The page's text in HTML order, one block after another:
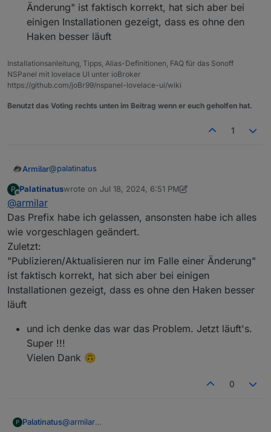
Änderung" ist faktisch korrekt, hat sich aber bei
einigen Installationen gezeigt, dass es ohne den
Haken besser läuft
Installationsanleitung, Tipps, Alias-Definitionen, FAQ für das Sonoff
NSPanel mit lovelace UI unter ioBroker
https://github.com/joBr99/nspanel-lovelace-ui/wiki
Benutzt das Voting rechts unten im Beitrag wenn er euch geholfen hat.
1
Armilar@palatinatus
Falls das die Instanz mqtt.0 ist, dann mal so einstellen:
P
Offline
Palatinatuswrote on Jul 18, 2024, 6:51 PM
last edited by PalatinatusJul 18, 2024, 8:51 PM
@armilar
Das Prefix habe ich gelassen, ansonsten habe ich alles
wie vorgeschlagen geändert.
Zuletzt:
"Publizieren/Aktualisieren nur im Falle einer Änderung"
ist faktisch korrekt, hat sich aber bei einigen
Installationen gezeigt, dass es ohne den Haken besser
läuft
und ich denke das war das Problem. Jetzt läuft's.
Super !!!
Vielen Dank 🙃
0
P Palatinatus@armilar